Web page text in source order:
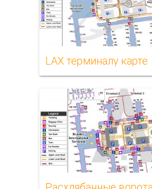
LAX терминалу карте